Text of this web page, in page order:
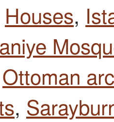
Houses,
Ottoman
,